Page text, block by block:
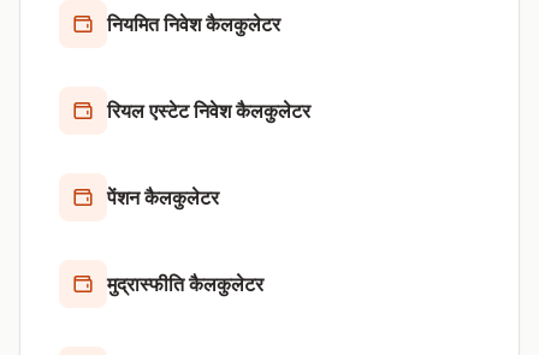
नियमित निवेश कैलकुलेटर
रियल एस्टेट निवेश कैलकुलेटर
पेंशन कैलकुलेटर
मुद्रास्फीति कैलकुलेटर